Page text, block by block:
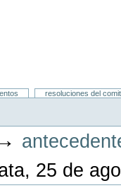
resoluciones del
25 de